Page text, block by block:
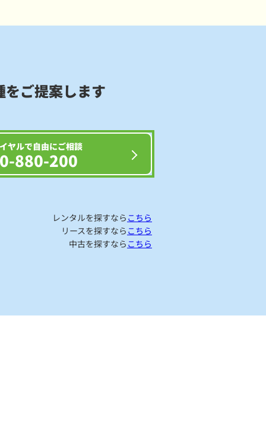
をご提案します
ヤルで自由にご相談
880-200
レンタルを探すなら こちら
リースを探すなら こちら
中古を探すなら こちら